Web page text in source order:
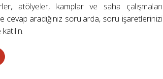
atölyeler, kamplar ve saha çalışmaları
cevap aradığınız sorularda, soru işaretlerinizi